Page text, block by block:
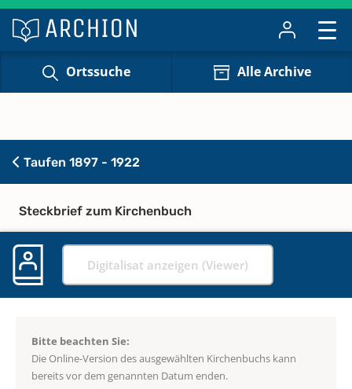
Ortssuche Alle Archive
Taufen 1897 - 1922
Steckbrief zum Kirchenbuch
Digitalisat anzeigen (Viewer)
Bitte beachten Sie:
Die Online-Version des ausgewählten Kirchenbuchs kann
bereits vor dem genannten Datum enden.